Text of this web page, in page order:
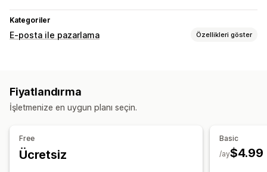
Kategoriler
E-posta ile pazarlama Özellikleri göster
Ödüller Promosyonlar
Sepet e-postaları Yarım bırakılmış sepet
Ürün önerileri
Özel kampanyalar
Fiyatlandırma
İşletmenize en uygun planı seçin.
Free
Ücretsiz
Basic
$4.99
/ay